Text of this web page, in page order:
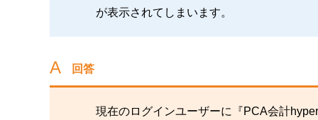
が表示されてしまいます。
回答
現在のログインユーザーに『PCA会計